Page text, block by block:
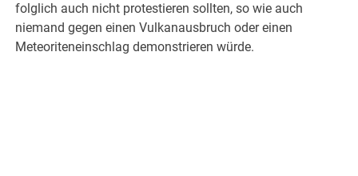
folglich auch nicht protestieren sollten, so wie auch
niemand gegen einen Vulkanausbruch oder einen
Meteoriteneinschlag demonstrieren würde.